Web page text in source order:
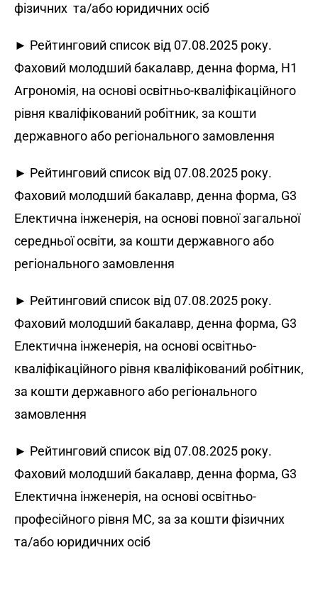
фізичних та/або юридичних осіб
► Рейтинговий список від 07.08.2025 року.
Фаховий молодший бакалавр, денна форма, H1
Агрономія, на основі освітньо-кваліфікаційного
рівня кваліфікований робітник, за кошти
державного або регіонального замовлення
► Рейтинговий список від 07.08.2025 року.
Фаховий молодший бакалавр, денна форма, G3
Електична інженерія, на основі повної загальної
середньої освіти, за кошти державного або
регіонального замовлення
► Рейтинговий список від 07.08.2025 року.
Фаховий молодший бакалавр, денна форма, G3
Електична інженерія, на основі освітньо-
кваліфікаційного рівня кваліфікований робітник,
за кошти державного або регіонального
замовлення
► Рейтинговий список від 07.08.2025 року.
Фаховий молодший бакалавр, денна форма, G3
Електична інженерія, на основі освітньо-
професійного рівня МС, за за кошти фізичних
та/або юридичних осіб